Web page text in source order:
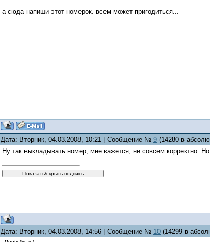
а сюда напиши этот номерок. всем может пригодиться...
Дата: Вторник, 04.03.2008, 10:21 | Сообщение № 9 (14280 в
Ну так выкладывать номер, мне кажется, не совсем корректно.
Дата: Вторник, 04.03.2008, 14:56 | Сообщение № 10 (14299 в